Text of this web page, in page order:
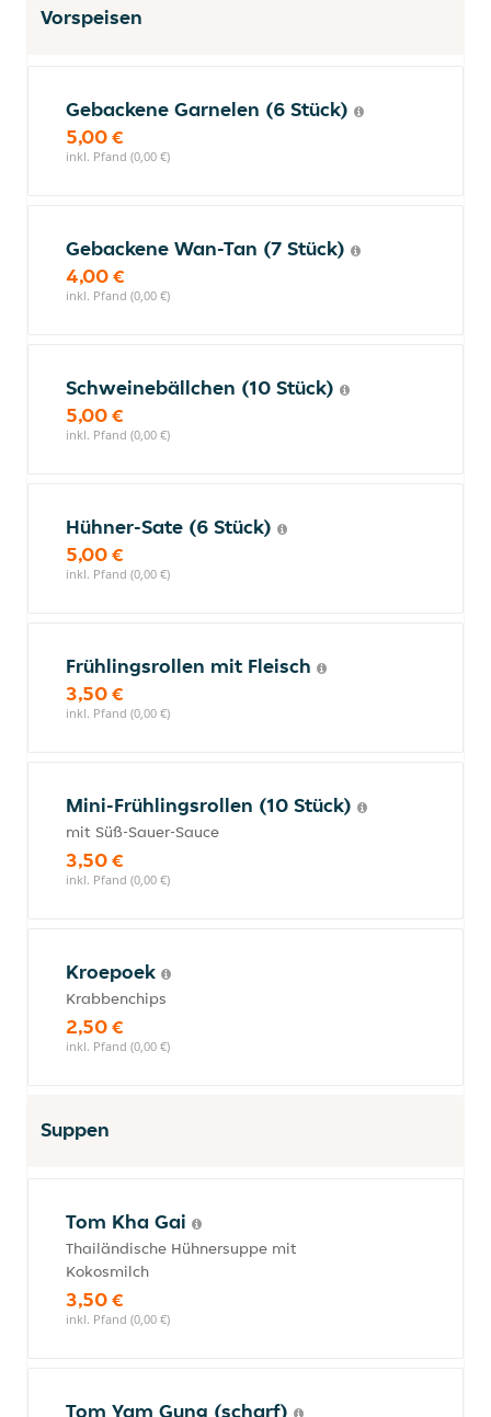
Vorspeisen
Gebackene Garnelen (6 Stück)
5,00 €
inkl. Pfand (0,00 €)
Gebackene Wan-Tan (7 Stück)
4,00 €
inkl. Pfand (0,00 €)
Schweinebällchen (10 Stück)
5,00 €
inkl. Pfand (0,00 €)
Hühner-Sate (6 Stück)
5,00 €
inkl. Pfand (0,00 €)
Frühlingsrollen mit Fleisch
3,50 €
inkl. Pfand (0,00 €)
Mini-Frühlingsrollen (10 Stück)
mit Süß-Sauer-Sauce
3,50 €
inkl. Pfand (0,00 €)
Kroepoek
Krabbenchips
2,50 €
inkl. Pfand (0,00 €)
Suppen
Tom Kha Gai
Thailändische Hühnersuppe mit
Kokosmilch
3,50 €
inkl. Pfand (0,00 €)
Tom Yam Gung (scharf)